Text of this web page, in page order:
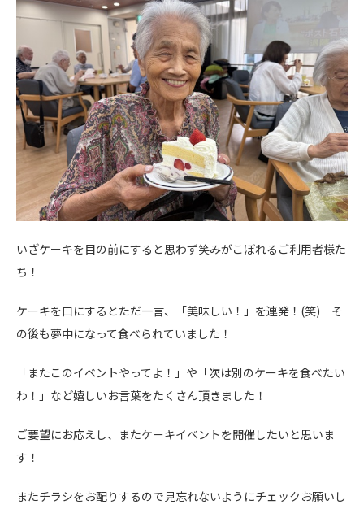
いざケーキを目の前にすると思わず笑みがこぼれるご利用者様た
ち！
ケーキを口にするとただ一言、「美味しい！」を連発！(笑) そ
の後も夢中になって食べられていました！
「またこのイベントやってよ！」や「次は別のケーキを食べたい
わ！」など嬉しいお言葉をたくさん頂きました！
ご要望にお応えし、またケーキイベントを開催したいと思いま
す！
またチラシをお配りするので見忘れないようにチェックお願いし